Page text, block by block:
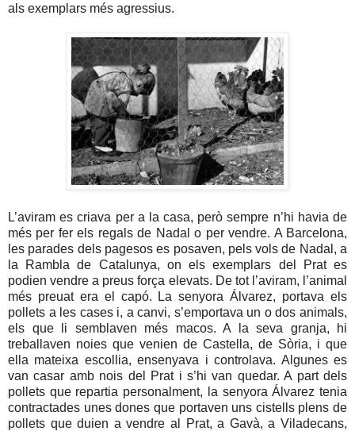
als exemplars més agressius.
L’aviram es criava per a la casa, però sempre n’hi havia de
més per fer els regals de Nadal o per vendre. A Barcelona,
les parades dels pagesos es posaven, pels vols de Nadal, a
la Rambla de Catalunya, on els exemplars del Prat es
podien vendre a preus força elevats. De tot l’aviram, l’animal
més preuat era el capó. La senyora Álvarez, portava els
pollets a les cases i, a canvi, s’emportava un o dos animals,
els que li semblaven més macos. A la seva granja, hi
treballaven noies que venien de Castella, de Sòria, i que
ella mateixa escollia, ensenyava i controlava. Algunes es
van casar amb nois del Prat i s’hi van quedar. A part dels
pollets que repartia personalment, la senyora Álvarez tenia
contractades unes dones que portaven uns cistells plens de
pollets que duien a vendre al Prat, a Gavà, a Viladecans,